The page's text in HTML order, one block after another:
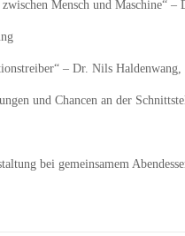
Mensch und Maschine“ –
– Dr. Nils Haldenwang,
und Chancen an der
bei gemeinsamem